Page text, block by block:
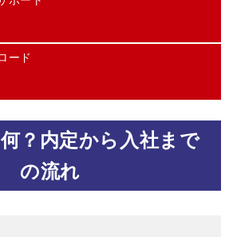
ード
？内定から入社まで
の流れ